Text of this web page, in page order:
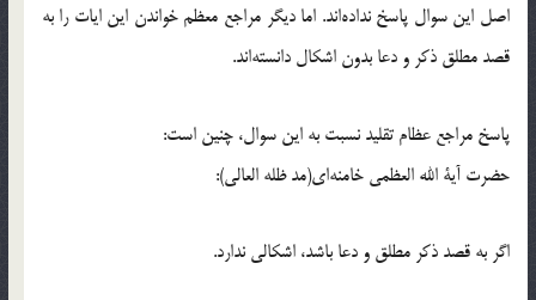
اصل این سوال پاسخ نداده‌اند. اما دیگر مراجع معظم خواندن این ایات را به
قصد مطلق ذکر و دعا بدون اشکال دانسته‌اند.
پاسخ مراجع عظام تقلید نسبت به این سوال، چنین است:
حضرت آیة الله العظمی خامنه‌ای(مد ظله العالی):
اگر به قصد ذکر مطلق و دعا باشد، اشکالی ندارد.